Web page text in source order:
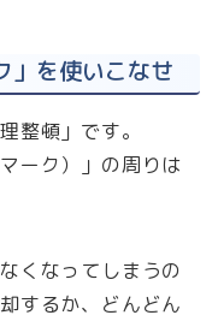
」を使いこなせ
整頓」です。
ーク）」の周りは
くなってしまうの
するか、どんどん